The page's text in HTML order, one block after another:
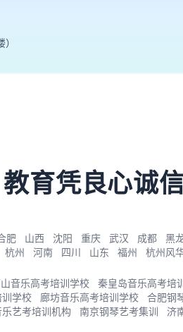
教育凭良心诚
肥 山西 沈阳 重庆 武汉 成都 黑
杭州 河南 四川 山东 福州 杭州风
音乐高考培训学校 秦皇岛音乐高考培
学校 廊坊音乐高考培训学校 合肥钢
艺考培训机构 南京钢琴艺考集训 济